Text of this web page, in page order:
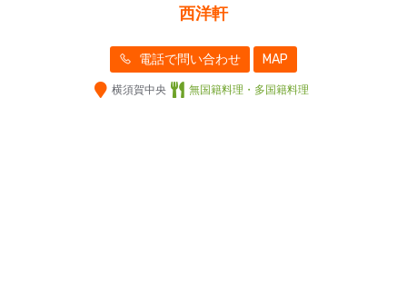
西洋軒
電話で問い合わせ MAP
横須賀中央 無国籍料理・多国籍料理